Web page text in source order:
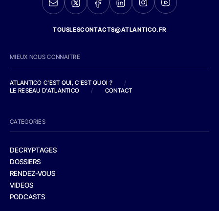
TOUSLESCONTACTS@ATLANTICO.FR
MIEUX NOUS CONNAITRE
ATLANTICO C'EST QUI, C'EST QUOI ?
/
LE RESEAU D'ATLANTICO
/ CONTACT
CATEGORIES
DECRYPTAGES
DOSSIERS
RENDEZ-VOUS
VIDEOS
PODCASTS